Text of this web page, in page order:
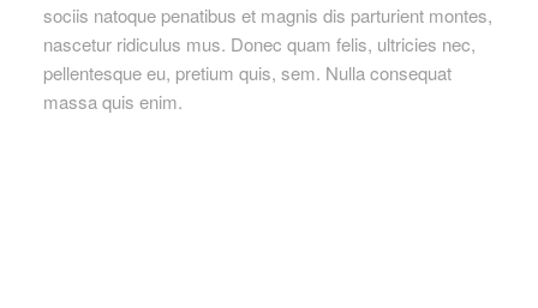
sociis natoque penatibus et magnis dis parturient montes,
nascetur ridiculus mus. Donec quam felis, ultricies nec,
pellentesque eu, pretium quis, sem. Nulla consequat
massa quis enim.